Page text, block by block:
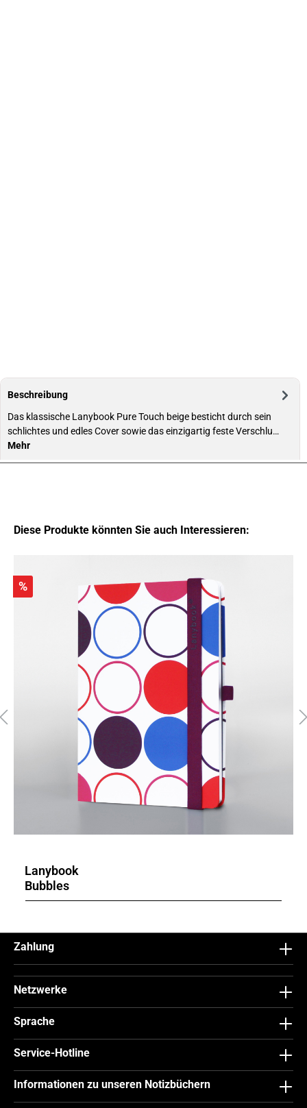
Beschreibung
Das klassische Lanybook Pure Touch beige besticht durch sein
schlichtes und edles Cover sowie das einzigartig feste Verschlu…
Mehr
Diese Produkte könnten Sie auch Interessieren:
%
Lanybook
Bubbles
Zahlung
Netzwerke
Sprache
Service-Hotline
Informationen zu unseren Notizbüchern